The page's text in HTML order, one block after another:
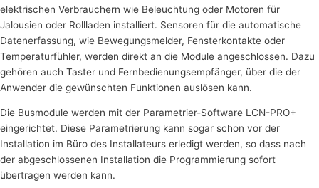
elektrischen Verbrauchern wie Beleuchtung oder Motoren für
Jalousien oder Rollladen installiert. Sensoren für die automatische
Datenerfassung, wie Bewegungsmelder, Fensterkontakte oder
Temperaturfühler, werden direkt an die Module angeschlossen. Dazu
gehören auch Taster und Fernbedienungsempfänger, über die der
Anwender die gewünschten Funktionen auslösen kann.
Die Busmodule werden mit der Parametrier-Software LCN-PRO+
eingerichtet. Diese Parametrierung kann sogar schon vor der
Installation im Büro des Installateurs erledigt werden, so dass nach
der abgeschlossenen Installation die Programmierung sofort
übertragen werden kann.